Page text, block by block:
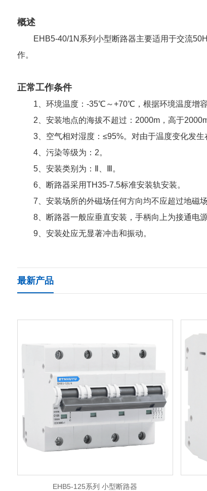
概述
EHB5-40/1N系列小型断路器主要适用于交流
作。
正常工作条件
1、环境温度：-35℃～+70℃，根据环境温度增
2、安装地点的海拔不超过：2000m，高于
3、空气相对湿度：≤95%。对由于温度变化发生
4、污染等级为：2。
5、安装类别为：Ⅱ、Ⅲ。
6、断路器采用TH35-7.5标准安装轨安装。
7、安装场所的外磁场任何方向均不应超过地磁场
8、断路器一般应垂直安装，手柄向上为接通电源
9、安装处应无显著冲击和振动。
最新产品
EHB5-125系列 小型断路器